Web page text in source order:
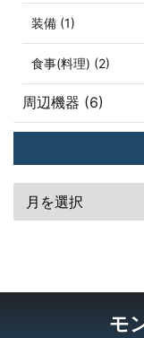
装備 (1)
食事(料理) (2)
周辺機器 (6)
モ